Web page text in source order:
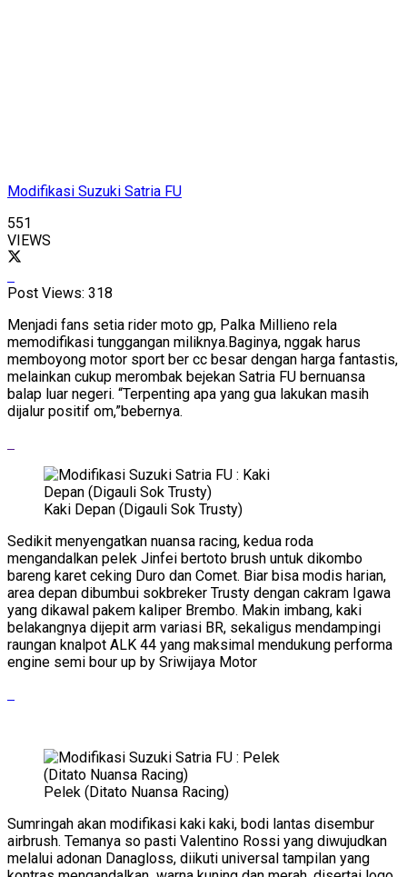
Modifikasi Suzuki Satria FU
551
VIEWS
Post Views: 318
Menjadi fans setia rider moto gp, Palka Millieno rela
memodifikasi tunggangan miliknya.Baginya, nggak harus
memboyong motor sport ber cc besar dengan harga fantastis,
melainkan cukup merombak bejekan Satria FU bernuansa
balap luar negeri. “Terpenting apa yang gua lakukan masih
dijalur positif om,”bebernya.
Kaki Depan (Digauli Sok Trusty)
Sedikit menyengatkan nuansa racing, kedua roda
mengandalkan pelek Jinfei bertoto brush untuk dikombo
bareng karet ceking Duro dan Comet. Biar bisa modis harian,
area depan dibumbui sokbreker Trusty dengan cakram Igawa
yang dikawal pakem kaliper Brembo. Makin imbang, kaki
belakangnya dijepit arm variasi BR, sekaligus mendampingi
raungan knalpot ALK 44 yang maksimal mendukung performa
engine semi bour up by Sriwijaya Motor
Pelek (Ditato Nuansa Racing)
Sumringah akan modifikasi kaki kaki, bodi lantas disembur
airbrush. Temanya so pasti Valentino Rossi yang diwujudkan
melalui adonan Danagloss, diikuti universal tampilan yang